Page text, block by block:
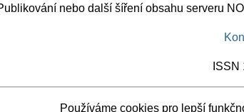
nebo další šíření obsahu serveru
ISSN
Používáme cookies pro lepší